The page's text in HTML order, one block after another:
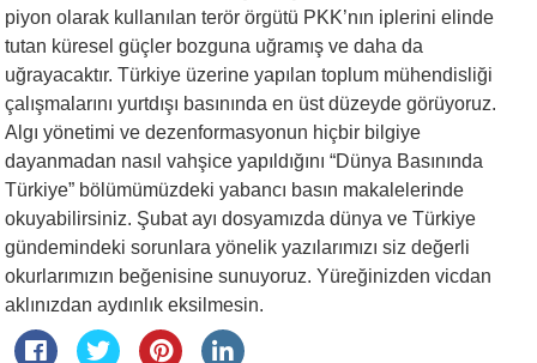
piyon olarak kullanılan terör örgütü PKK’nın iplerini elinde
tutan küresel güçler bozguna uğramış ve daha da
uğrayacaktır. Türkiye üzerine yapılan toplum mühendisliği
çalışmalarını yurtdışı basınında en üst düzeyde görüyoruz.
Algı yönetimi ve dezenformasyonun hiçbir bilgiye
dayanmadan nasıl vahşice yapıldığını “Dünya Basınında
Türkiye” bölümümüzdeki yabancı basın makalelerinde
okuyabilirsiniz. Şubat ayı dosyamızda dünya ve Türkiye
gündemindeki sorunlara yönelik yazılarımızı siz değerli
okurlarımızın beğenisine sunuyoruz. Yüreğinizden vicdan
aklınızdan aydınlık eksilmesin.